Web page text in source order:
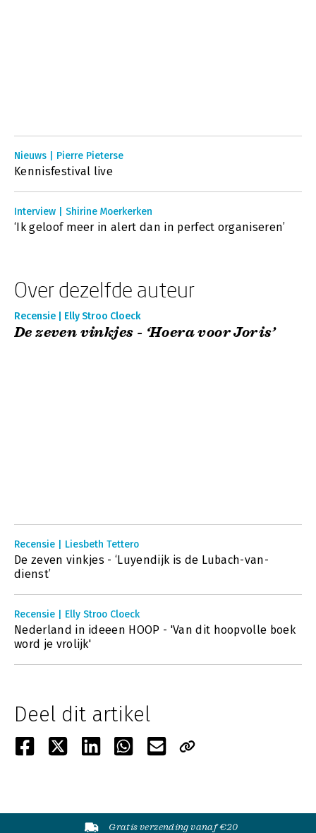
Nieuws | Pierre Pieterse
Kennisfestival live
Interview | Shirine Moerkerken
‘Ik geloof meer in alert dan in perfect organiseren’
Over dezelfde auteur
Recensie | Elly Stroo Cloeck
De zeven vinkjes - ‘Hoera voor Joris’
Recensie | Liesbeth Tettero
De zeven vinkjes - ‘Luyendijk is de Lubach-van-
dienst’
Recensie | Elly Stroo Cloeck
Nederland in ideeen HOOP - 'Van dit hoopvolle boek
word je vrolijk'
Deel dit artikel
Gratis verzending vanaf €20